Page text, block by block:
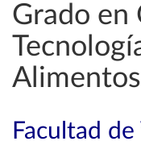
Grado en
Alimentos
Facultad